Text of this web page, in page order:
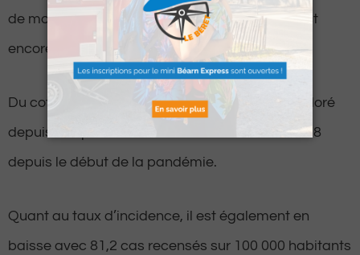
de moins que la veille. Parmi eux 8 patients sont
encore installés en soins intensifs (-1 en 24h).
Du coté des victimes, aucun décès n’a été déploré
depuis le 6 juin dernier. Le bilan reste donc a 478
depuis le début de la pandémie.
Quant au taux d’incidence, il est également en
baisse avec 81,2 cas recensés sur 100 000 habitants